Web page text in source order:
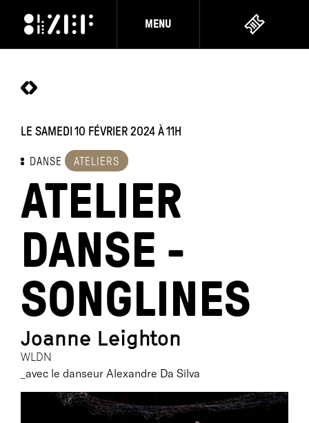
MENU
LE SAMEDI 10 FÉVRIER 2024 À 11H
DANSE ATELIERS
ATELIER
DANSE -
SONGLINES
Joanne Leighton
WLDN
_avec le danseur Alexandre Da Silva